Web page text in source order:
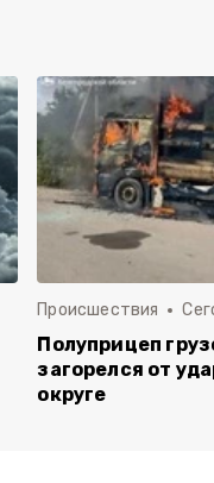
Происшествия
Полуприцеп
загорелся от
округе